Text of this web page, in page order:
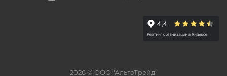
2026 © ООО "АльгоТрейд"